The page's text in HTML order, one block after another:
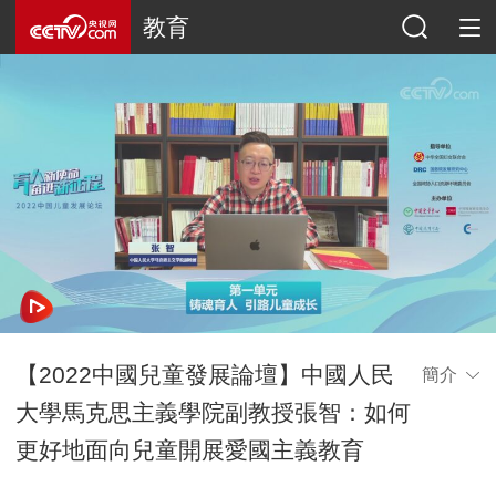
教育
【2022中國兒童發展論壇】中國人民
大學馬克思主義學院副教授張智：如何
更好地面向兒童開展愛國主義教育
簡介